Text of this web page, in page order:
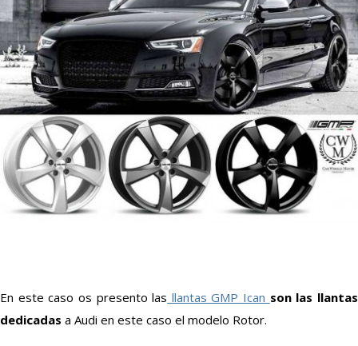
En este caso os presento las llantas GMP Ican son las llantas
dedicadas a Audi en este caso el modelo Rotor.